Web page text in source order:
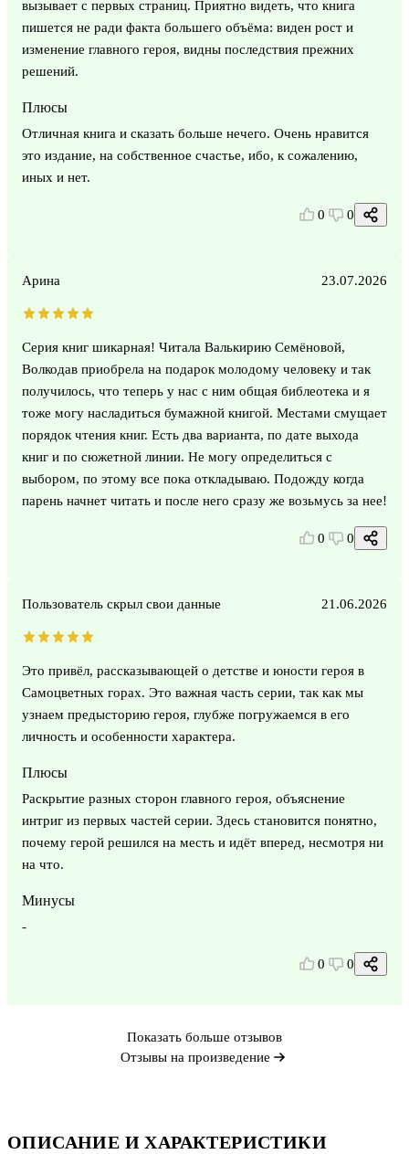
ОПИСАНИЕ И ХАРАКТЕРИСТИКИ
вызывает с первых страниц. Приятно видеть, что книга
пишется не ради факта большего объёма: виден рост и
изменение главного героя, видны последствия прежних
решений.
Плюсы
Отличная книга и сказать больше нечего. Очень нравится
это издание, на собственное счастье, ибо, к сожалению,
иных и нет.
0 0
Арина 23.07.2026
Серия книг шикарная! Читала Валькирию Семёновой,
Волкодав приобрела на подарок молодому человеку и так
получилось, что теперь у нас с ним общая библеотека и я
тоже могу насладиться бумажной книгой. Местами смущает
порядок чтения книг. Есть два варианта, по дате выхода
книг и по сюжетной линии. Не могу определиться с
выбором, по этому все пока откладываю. Подожду когда
парень начнет читать и после него сразу же возьмусь за нее!
0 0
Пользователь скрыл свои данные 21.06.2026
Это привёл, рассказывающей о детстве и юности героя в
Самоцветных горах. Это важная часть серии, так как мы
узнаем предысторию героя, глубже погружаемся в его
личность и особенности характера.
Плюсы
Раскрытие разных сторон главного героя, объяснение
интриг из первых частей серии. Здесь становится понятно,
почему герой решился на месть и идёт вперед, несмотря ни
на что.
Минусы
-
0 0
Показать больше отзывов
Отзывы на произведение